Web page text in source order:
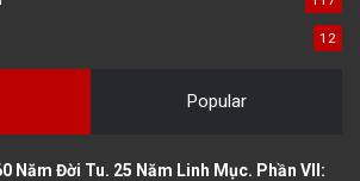
12
Popular
Năm Đời Tu. 25 Năm Linh Mục. Phần VII: